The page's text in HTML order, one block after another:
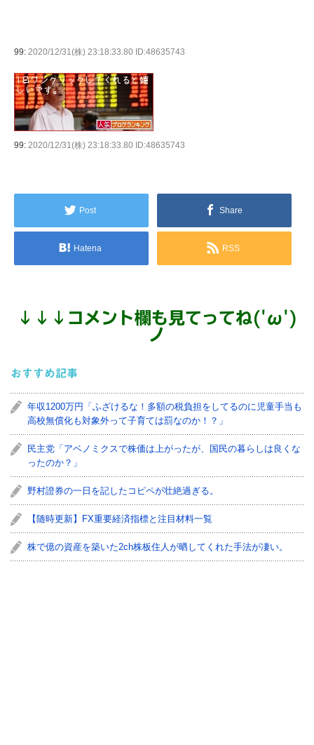
99: 2020/12/31(株) 23:18:33.80 ID:48635743
99: 2020/12/31(株) 23:18:33.80 ID:48635743
Post Share
Hatena RSS
↓ ↓ ↓ コメント欄も見てってね('ω')
ノ
おすすめ記事
年収1200万円「ふざけるな！多額の税負担をしてるのに児童手当も
高校無償化も対象外って子育ては罰なのか！？」
民主党「アベノミクスで株価は上がったが、国民の暮らしは良くな
ったのか？」
野村證券の一日を記したコピペが壮絶過ぎる。
【随時更新】FX重要経済指標と注目材料一覧
株で億の資産を築いた2ch株板住人が晒してくれた手法が凄い。